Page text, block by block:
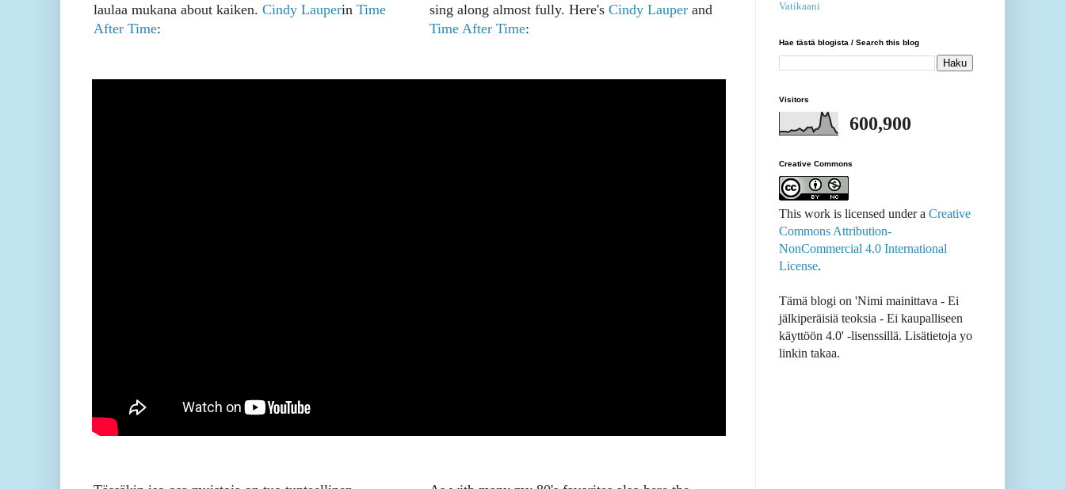
laulaa mukana about kaiken. Cindy Lauperin Time
After Time:
sing along almost fully. Here's Cindy Lauperand
Time After Time:
Vatikaani
Hae tästä blogista / Search this blog
Visitors
600,900
Creative Commons
This work is licensed under a Creative
Commons Attribution-
NonCommercial 4.0 International
License.
Tämä blogi on 'Nimi mainittava - Ei
jälkiperäisiä teoksia - Ei kaupalliseen
käyttöön 4.0' -lisenssillä. Lisätietoja yo
linkin takaa.